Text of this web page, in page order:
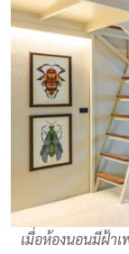
เมื่อห้องนอนมีฝ้า